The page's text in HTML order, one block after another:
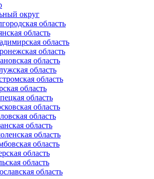
округ
область
область
область
область
область
область
область
область
область
область
область
область
область
область
область
область
область